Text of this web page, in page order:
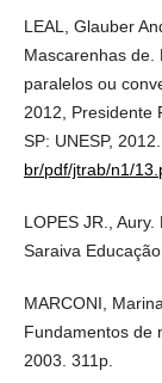
LEAL, Glauber
Mascarenhas de.
paralelos ou
2012, Presidente
SP: UNESP,
br/pdf/jtrab/n1/
LOPES JR.,
Saraiva
MARCONI,
Fundamentos de
2003. 311p.